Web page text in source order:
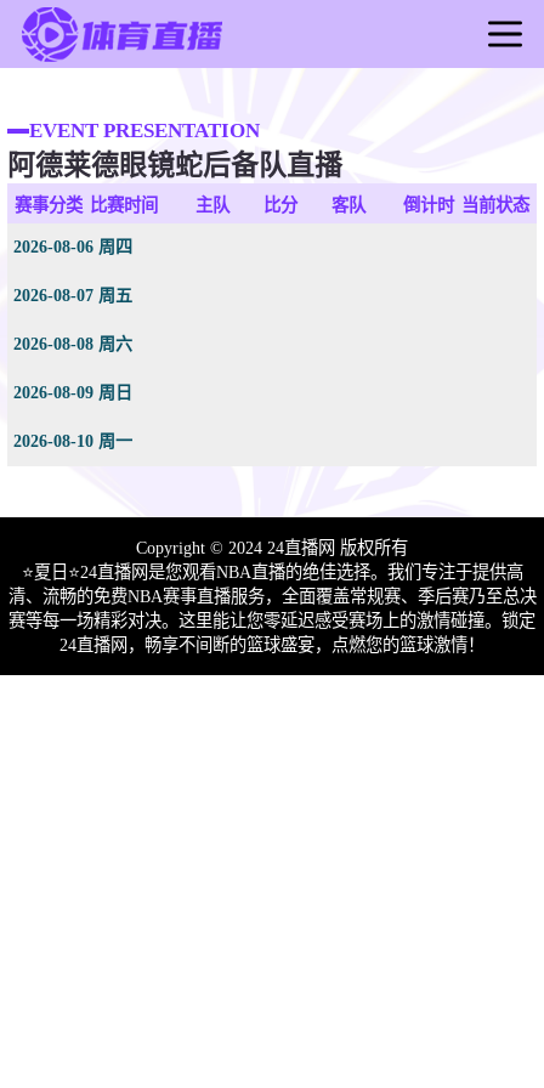
足球直播
篮球直播
足球录像
篮球新闻
EVENT PRESENTATION
阿德莱德眼镜蛇后备队直播
赛事分类 比赛时间 主队 比分 客队 倒计时 当前状态
2026-08-06 周四
2026-08-07 周五
2026-08-08 周六
2026-08-09 周日
2026-08-10 周一
Copyright © 2024 24直播网 版权所有
⭐️夏日⭐24直播网是您观看NBA直播的绝佳选择。我们专注于提供高
清、流畅的免费NBA赛事直播服务，全面覆盖常规赛、季后赛乃至总决
赛等每一场精彩对决。这里能让您零延迟感受赛场上的激情碰撞。锁定
24直播网，畅享不间断的篮球盛宴，点燃您的篮球激情！